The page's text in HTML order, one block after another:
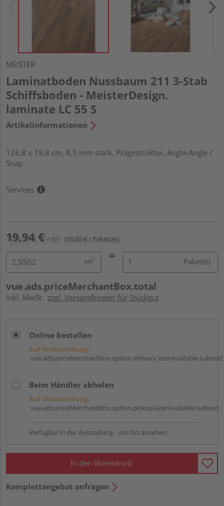
MEISTER
Laminatboden Nussbaum 211 3-Stab
Schiffsboden - MeisterDesign.
laminate LC 55 S
Artikelinformationen
128,8 x 19,8 cm, 8,5 mm stark, Prägestruktur, Angle-Angle /
Snap
Services
19,94 € / m² (50,85 € / Paket(e))
m² Paket(e)
vue.ads.priceMerchantBox.total
inkl. MwSt. zzgl. Versandkosten für Stückgut
Online bestellen
Auf Vorbestellung:
vue.ads.priceMerchantBox.option.delivery.laterAvailable.subtext
Beim Händler abholen
Auf Vorbestellung:
vue.ads.priceMerchantBox.option.pickup.laterAvailable.subtext
Verfügbar in der Ausstellung - vor Ort ansehen.
In den Warenkorb
Komplettangebot anfragen